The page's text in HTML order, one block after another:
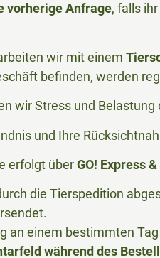
vorherige Anfrage, falls
wir mit einem
befinden, werden
wir Stress und
und Ihre
erfolgt überGO! Express
die Tierspedition
an einem bestimmten
während des